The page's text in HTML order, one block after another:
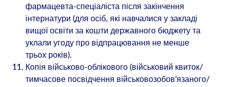
фармацевта-спеціаліста після закінчення
інтернатури (для осіб, які навчалися у закладі
вищої освіти за кошти державного бюджету та
уклали угоду про відпрацювання не менше
трьох років).
Копія військово-облікового (військовий квиток/
тимчасове посвідчення військовозобов’язаного/